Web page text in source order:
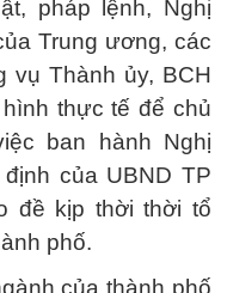
pháp lệnh, Nghị
Trung ương, các
vụ Thành ủy, BCH
thực tế để chủ
ban hành Nghị
của UBND TP
đề kịp thời thời tổ
phố.
của thành phố